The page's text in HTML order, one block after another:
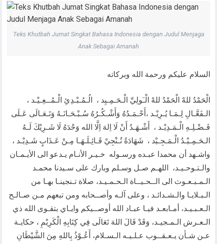
Teks Khutbah Jumat Singkat Bahasa Indonesia dengan Judul Menjaga
Anak Sebagai Amanah
السلام عليكم ورحمة الله وبركاته
الْحَمْدُ للهْ الْحَمْدُ للهْ الْـَولِيِّ الْـحَـمِـيِد ، الُـمُـبْـدِئِ الْـمُــعِـيْـد ،
الـفَعَّـالِ لِـمَـا يُـرِيْـد ،أَحْـمَـدُهُ وَأَشْـكُـرُهُ سُـبْـحَـانَـهُ وَتَـعَـالَى عَـلَى
فَـضْـلِـهِ الْـمَـدِيْـد ، أَشْـهَـدُ أَنْ لَا اِلهَ اِلَّا الله وَحْدَهُ لَا شَـرِيْكَ لَـهُ
الـحَـمِـيْـدُ الْـمَـجِـيْد ، شَهَادَةً تُـنْجِيْ قَـائِـلَـهَـا مِـنْ عَـذَابٍ شَـدِيْـد ،
واشـهد أن محمدا عبـده ورسـوله خـيـر الأنـام يـدعو الى الأيـمـان
والـتـوحـيـد، اللهـم صـل وسـلم وبارك على سـيدنا محمـد
الـمـبـعـوث الى الــحـيــاة الـحـمـيـد، صلاة تـنجينـا بهـا من
الـبـلايـا والـشـدائـد ، وعلى آلـه وأصــحابه ومن تبعهم مـن صـالـح
الـعـبـيـد، أمـابعـد فيـا عبـاد الله أوصــيكم وايـاي بتقـوى الله ذي
الـعـرش الـمـجيـد، وَقَدْ قَالَ اللهَ تَعَالَى فِي كِتَابِهِ الْكَرِيْمِ ، حكايـة
عـن شـأن يـعـقــوب عـلـيـه الـسـلام، أَعُـوْذُ بِاللهِ مِنَ الشَّيْطَانِ